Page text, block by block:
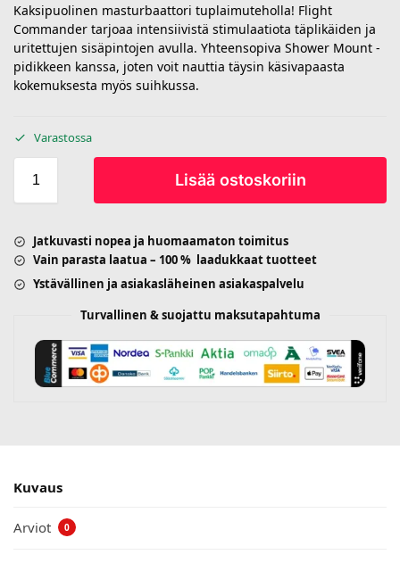
Kaksipuolinen masturbaattori tuplaimuteholla! Flight
Commander tarjoaa intensiivistä stimulaatiota täplikäiden ja
uritettujen sisäpintojen avulla. Yhteensopiva Shower Mount -
pidikkeen kanssa, joten voit nauttia täysin käsivapaasta
kokemuksesta myös suihkussa.
Varastossa
Lisää ostoskoriin
Jatkuvasti nopea ja huomaamaton toimitus
Vain parasta laatua – 100 % laadukkaat tuotteet
Ystävällinen ja asiakasläheinen asiakaspalvelu
Turvallinen & suojattu maksutapahtuma
Kuvaus
Arviot 0